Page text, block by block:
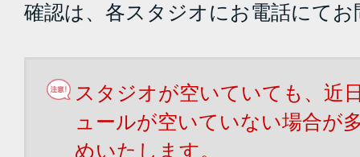
確認は、各スタジオにお電話にて
スタジオが空いていても、近
ュールが空いていない場合が
めいたします。